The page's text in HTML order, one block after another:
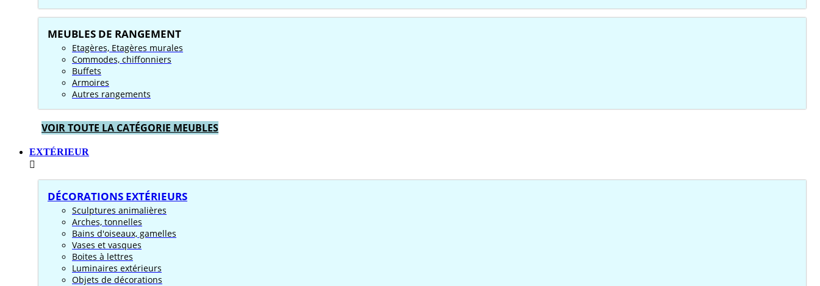
MEUBLES DE RANGEMENT
Etagères, Etagères murales
Commodes, chiffonniers
Buffets
Armoires
Autres rangements
VOIR TOUTE LA CATÉGORIE MEUBLES
EXTÉRIEUR
DÉCORATIONS EXTÉRIEURS
Sculptures animalières
Arches, tonnelles
Bains d'oiseaux, gamelles
Vases et vasques
Boites à lettres
Luminaires extérieurs
Objets de décorations